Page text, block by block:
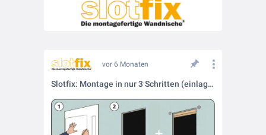
vor 6 Monaten
Slotfix: Montage in nur 3 Schritten (einlagige Trockenbauwand)